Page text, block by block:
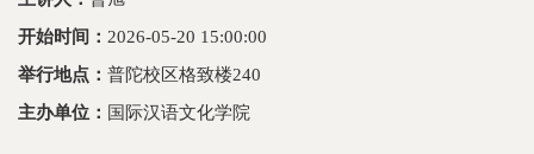
开始时间： 2026-05-20 15:00:00
举行地点： 普陀校区格致楼240
主办单位： 国际汉语文化学院